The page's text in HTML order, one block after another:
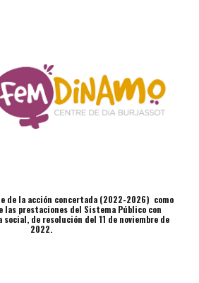
de la acción concertada (2022-2026) como
las prestaciones del Sistema Público con
de resolución del 11 de noviembre de
2022.